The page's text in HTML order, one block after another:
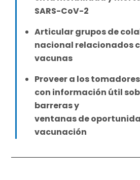
SARS-CoV-2
Articular grupos de
nacional relacionados
vacunas
Proveer a los
con información útil
barreras y
ventanas de
vacunación